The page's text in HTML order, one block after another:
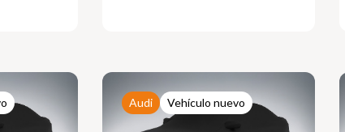
Audi Vehículo nuevo